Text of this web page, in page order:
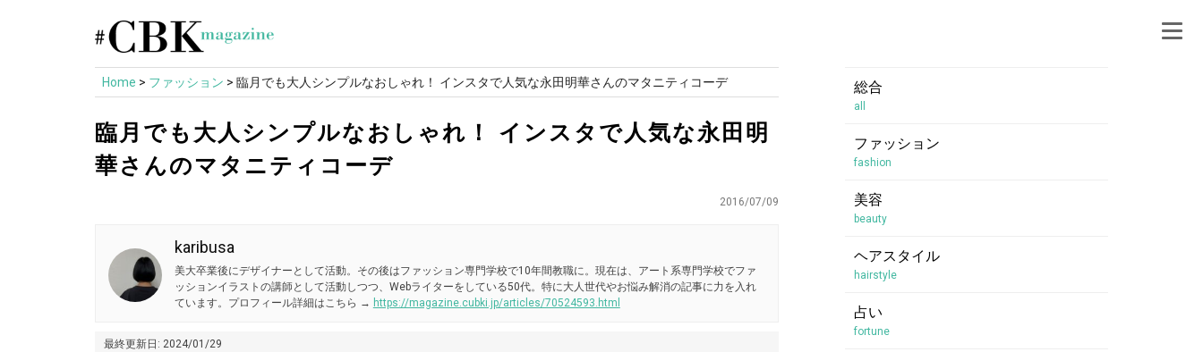
content
Home > ファッション >臨月でも大人シンプルなおしゃれ！ インスタで人気な永田明華さんのマタニティコーデ
臨月でも大人シンプルなおしゃれ！ インスタで人気な永田明
華さんのマタニティコーデ
2016/07/09
karibusa
美大卒業後にデザイナーとして活動。その後はファッション専門学校で10年間教職に。現在は、アート系専門学校でファ
ッションイラストの講師として活動しつつ、Webライターをしている50代。特に大人世代やお悩み解消の記事に力を入れ
ています。プロフィール詳細はこちら → https://magazine.cubki.jp/articles/70524593.html
最終更新日: 2024/01/29
総合
all
ファッション
fashion
美容
beauty
ヘアスタイル
hairstyle
占い
fortune